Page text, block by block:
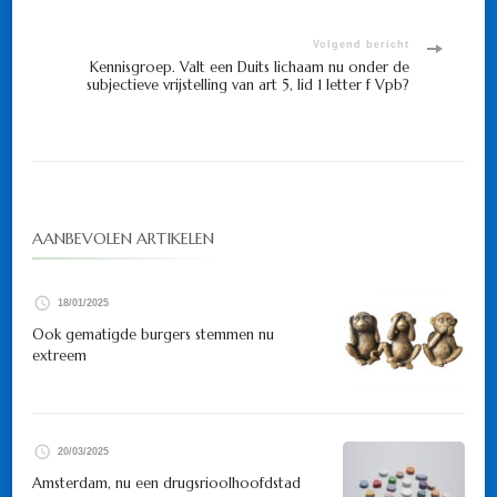
Volgend bericht
Kennisgroep. Valt een Duits lichaam nu onder de
subjectieve vrijstelling van art 5, lid 1 letter f Vpb?
AANBEVOLEN ARTIKELEN
18/01/2025
Ook gematigde burgers stemmen nu
extreem
20/03/2025
Amsterdam, nu een drugsrioolhoofdstad